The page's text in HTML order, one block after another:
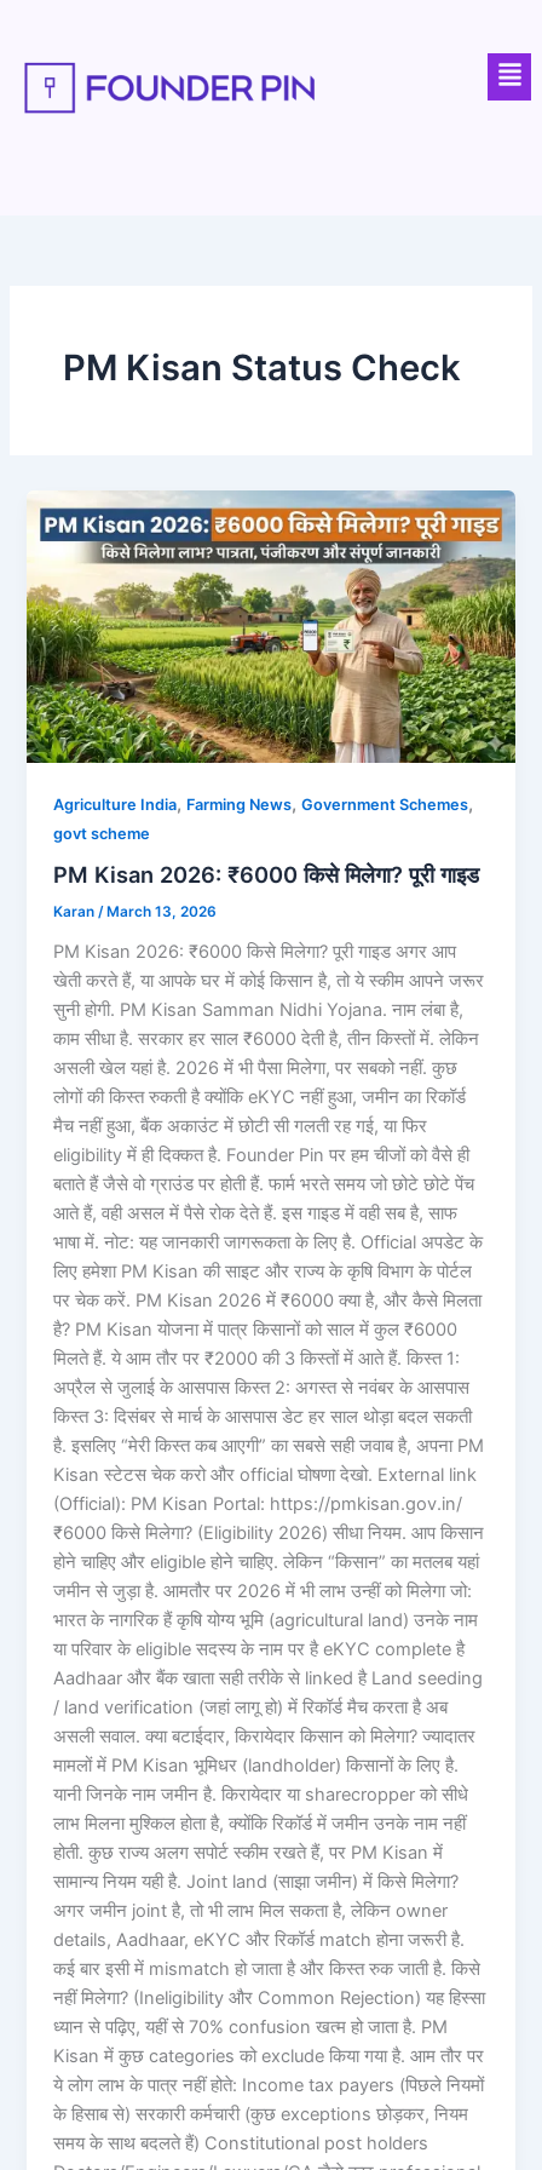
content
PM Kisan Status Check
Agriculture India, Farming News,Government Schemes,
govt scheme
PM Kisan 2026: ₹6000 किसे मिलेगा? पूरी गाइड
Karan/ March 13, 2026
PM Kisan 2026: ₹6000 किसे मिलेगा? पूरी गाइड अगर आप
खेती करते हैं, या आपके घर में कोई किसान है, तो ये स्कीम आपने जरूर
सुनी होगी. PM Kisan Samman Nidhi Yojana. नाम लंबा है,
काम सीधा है. सरकार हर साल ₹6000 देती है, तीन किस्तों में. लेकिन
असली खेल यहां है. 2026 में भी पैसा मिलेगा, पर सबको नहीं. कुछ
लोगों की किस्त रुकती है क्योंकि eKYC नहीं हुआ, जमीन का रिकॉर्ड
मैच नहीं हुआ, बैंक अकाउंट में छोटी सी गलती रह गई, या फिर
eligibility में ही दिक्कत है. Founder Pin पर हम चीजों को वैसे ही
बताते हैं जैसे वो ग्राउंड पर होती हैं. फार्म भरते समय जो छोटे छोटे पेंच
आते हैं, वही असल में पैसे रोक देते हैं. इस गाइड में वही सब है, साफ
भाषा में. नोट: यह जानकारी जागरूकता के लिए है. Official अपडेट के
लिए हमेशा PM Kisan की साइट और राज्य के कृषि विभाग के पोर्टल
पर चेक करें. PM Kisan 2026 में ₹6000 क्या है, और कैसे मिलता
है? PM Kisan योजना में पात्र किसानों को साल में कुल ₹6000
मिलते हैं. ये आम तौर पर ₹2000 की 3 किस्तों में आते हैं. किस्त 1:
अप्रैल से जुलाई के आसपास किस्त 2: अगस्त से नवंबर के आसपास
किस्त 3: दिसंबर से मार्च के आसपास डेट हर साल थोड़ा बदल सकती
है. इसलिए “मेरी किस्त कब आएगी” का सबसे सही जवाब है, अपना PM
Kisan स्टेटस चेक करो और official घोषणा देखो. External link
(Official): PM Kisan Portal: https://pmkisan.gov.in/
₹6000 किसे मिलेगा? (Eligibility 2026) सीधा नियम. आप किसान
होने चाहिए और eligible होने चाहिए. लेकिन “किसान” का मतलब यहां
जमीन से जुड़ा है. आमतौर पर 2026 में भी लाभ उन्हीं को मिलेगा जो:
भारत के नागरिक हैं कृषि योग्य भूमि (agricultural land) उनके नाम
या परिवार के eligible सदस्य के नाम पर है eKYC complete है
Aadhaar और बैंक खाता सही तरीके से linked है Land seeding
/ land verification (जहां लागू हो) में रिकॉर्ड मैच करता है अब
असली सवाल. क्या बटाईदार, किरायेदार किसान को मिलेगा? ज्यादातर
मामलों में PM Kisan भूमिधर (landholder) किसानों के लिए है.
यानी जिनके नाम जमीन है. किरायेदार या sharecropper को सीधे
लाभ मिलना मुश्किल होता है, क्योंकि रिकॉर्ड में जमीन उनके नाम नहीं
होती. कुछ राज्य अलग सपोर्ट स्कीम रखते हैं, पर PM Kisan में
सामान्य नियम यही है. Joint land (साझा जमीन) में किसे मिलेगा?
अगर जमीन joint है, तो भी लाभ मिल सकता है, लेकिन owner
details, Aadhaar, eKYC और रिकॉर्ड match होना जरूरी है.
कई बार इसी में mismatch हो जाता है और किस्त रुक जाती है. किसे
नहीं मिलेगा? (Ineligibility और Common Rejection) यह हिस्सा
ध्यान से पढ़िए, यहीं से 70% confusion खत्म हो जाता है. PM
Kisan में कुछ categories को exclude किया गया है. आम तौर पर
ये लोग लाभ के पात्र नहीं होते: Income tax payers (पिछले नियमों
के हिसाब से) सरकारी कर्मचारी (कुछ exceptions छोड़कर, नियम
समय के साथ बदलते हैं) Constitutional post holders